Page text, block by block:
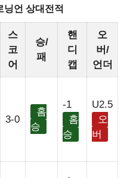
닝언 상대전적
스
코
어
승/
패
핸
디
캡
오
버/
언더
3-0
홈
승
-1
홈
승
U2.5
오
버